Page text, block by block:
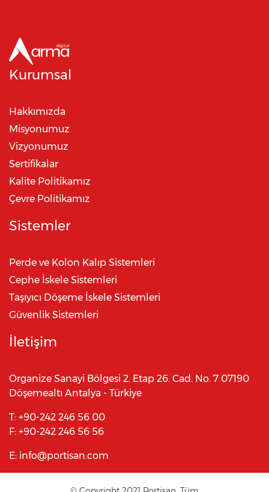
Kurumsal
Hakkımızda
Misyonumuz
Vizyonumuz
Sertifikalar
Kalite Politikamız
Çevre Politikamız
Sistemler
Perde ve Kolon Kalıp Sistemleri
Cephe İskele Sistemleri
Taşıyıcı Döşeme İskele Sistemleri
Güvenlik Sistemleri
İletişim
Organize Sanayi Bölgesi 2. Etap 26. Cad. No. 7 07190
Döşemealtı Antalya - Türkiye
T: +90-242 246 56 00
F: +90-242 246 56 56
E: info@portisan.com